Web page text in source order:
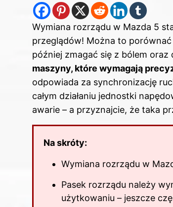
Wymiana rozrządu w Mazda 5
przeglądów! Można to
później zmagać się z bólem
maszyny, które wymagają
odpowiada za synchronizację
całym działaniu jednostki
awarie – a przyznajcie, że taka
Na skróty:
Wymiana rozrządu w
Pasek rozrządu należy
użytkowaniu – jeszcze